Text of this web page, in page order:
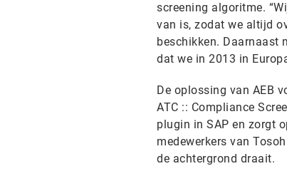
screening algoritme.
van is, zodat we altijd
beschikken. Daarnaast
dat we in 2013 in
De oplossing van AEB
ATC :: Compliance
plugin in SAP en zorgt
medewerkers van
de achtergrond draait.